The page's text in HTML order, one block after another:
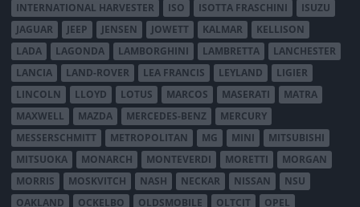
INTERNATIONAL HARVESTER
ISO ISOTTA FRASCHINI
ISUZU
JAGUAR
JEEP JENSEN JOWETT KALMAR
KELLISON
LADA
LAGONDA LAMBORGHINI LAMBRETTA
LANCHESTER
LANCIA
LAND-ROVER LEA FRANCIS LEYLAND
LIGIER
LINCOLN
LLOYD LOTUS MARCOS MASERATI
MATRA
MAXWELL
MAZDA MERCEDES-BENZ
MERCURY
MESSERSCHMITT
METROPOLITAN MG MINI
MITSUBISHI
MITSUOKA
MONARCH MONTEVERDI MORETTI
MORGAN
MORRIS
MOSKVITCH NASH NECKAR NISSAN
NSU
OAKLAND
OCKELBO OLDSMOBILE OLTCIT
OPEL